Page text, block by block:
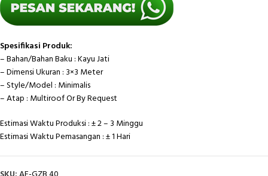
Spesifikasi Produk:
– Bahan/Bahan Baku : Kayu Jati
– Dimensi Ukuran : 3×3 Meter
– Style/Model : Minimalis
– Atap : Multiroof Or By Request
Estimasi Waktu Produksi : ± 2 – 3 Minggu
Estimasi Waktu Pemasangan : ± 1 Hari